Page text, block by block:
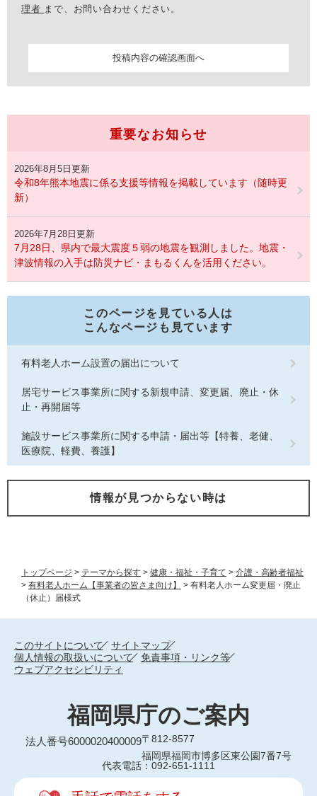
トップページ > テーマから探す > 健康・福祉・子育て > 介護・高齢者福祉
> 有料老人ホーム【事業者の皆さま向け】 > 有料老人ホーム変更届・廃止
（休止）届様式
理者 まで、お問い合わせください。
重要なお知らせ
2026年8月5日更新
令和8年熊本地震に係る支援等情報を掲載しています（随時更
新）
2026年7月28日更新
7月28日、県内で最大震度５弱の地震を観測しました。地震・
津波情報の入手は防災ナビ・まもるくんを活用ください。
このページを見ている人は
こんなページも見ています
有料老人ホーム設置の届出について
居宅サービス事業所に関する新規申請、変更届、廃止・休
止・再開届等
施設サービス事業所に関する申請・届出等【特養、老健、
医療院、軽費、養護】
情報が見つからない時は
このサイトについて
サイトマップ
個人情報の取扱いについて
免責事項・リンク等
ウェブアクセシビリティ
福岡県庁のご案内
法人番号6000020400009〒812-8577
福岡県福岡市博多区東公園7番7号
代表電話：092-651-1111